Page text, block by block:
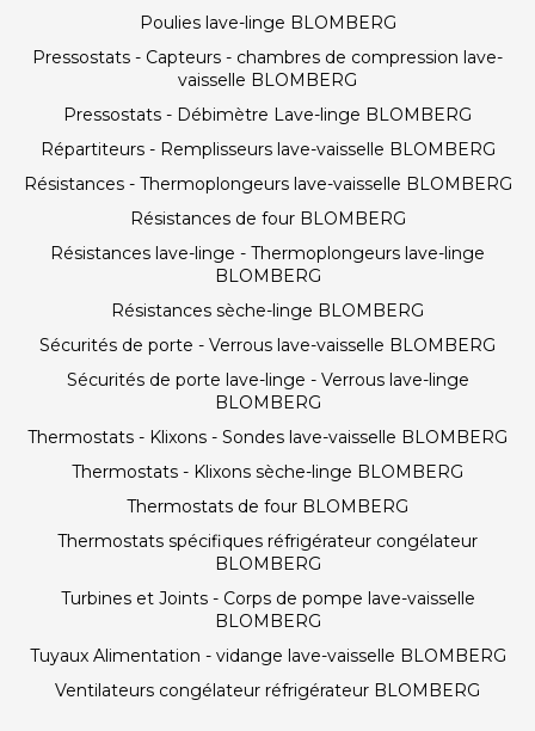
Poulies lave-linge BLOMBERG
Pressostats - Capteurs - chambres de compression lave-
vaisselle BLOMBERG
Pressostats - Débimètre Lave-linge BLOMBERG
Répartiteurs - Remplisseurs lave-vaisselle BLOMBERG
Résistances - Thermoplongeurs lave-vaisselle BLOMBERG
Résistances de four BLOMBERG
Résistances lave-linge - Thermoplongeurs lave-linge
BLOMBERG
Résistances sèche-linge BLOMBERG
Sécurités de porte - Verrous lave-vaisselle BLOMBERG
Sécurités de porte lave-linge - Verrous lave-linge
BLOMBERG
Thermostats - Klixons - Sondes lave-vaisselle BLOMBERG
Thermostats - Klixons sèche-linge BLOMBERG
Thermostats de four BLOMBERG
Thermostats spécifiques réfrigérateur congélateur
BLOMBERG
Turbines et Joints - Corps de pompe lave-vaisselle
BLOMBERG
Tuyaux Alimentation - vidange lave-vaisselle BLOMBERG
Ventilateurs congélateur réfrigérateur BLOMBERG